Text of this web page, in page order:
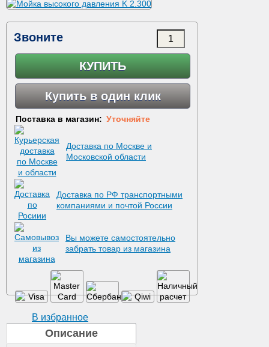
Звоните
КУПИТЬ
Купить в один клик
Поставка в магазин: Уточняйте
Доставка по Москве и
Московской области
Доставка по РФ транспортными
компаниями и почтой России
Вы можете самостоятельно
забрать товар из магазина
В избранное
Описание